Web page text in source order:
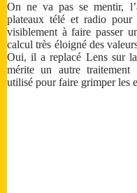
On ne va pas se mentir,
plateaux télé et radio
visiblement à faire passer
calcul très éloigné des
Oui, il a replacé Lens sur
mérite un autre traitement
utilisé pour faire grimper les